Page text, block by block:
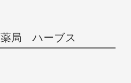
薬局 ハーブス